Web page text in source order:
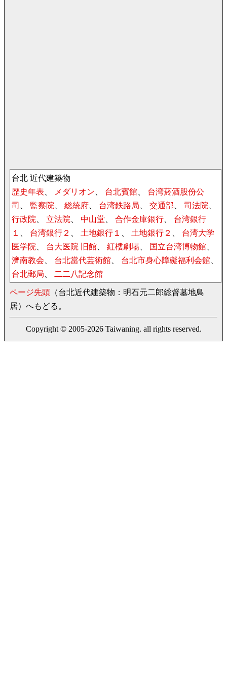
台北 近代建築物
歴史年表、 メダリオン、 台北賓館、 台湾菸酒股份公
司 、 監察院、 総統府、 台湾鉄路局、 交通部、 司法院、
行政院、 立法院、 中山堂、 合作金庫銀行、 台湾銀行
１ 、 台湾銀行２ 、 土地銀行１ 、 土地銀行２ 、 台湾大学
医学院、 台大医院 旧館、 紅樓劇場、 国立台湾博物館、
濟南教会、 台北當代芸術館、 台北市身心障礙福利会館、
台北郵局、 二二八記念館
ページ先頭 （台北近代建築物：明石元二郎総督墓地鳥
居）へもどる。
Copyright © 2005-2026 Taiwaning. all rights reserved.